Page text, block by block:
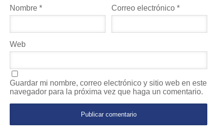
Nombre * Correo electrónico*
Web
Guardar mi nombre, correo electrónico y sitio web en este
navegador para la próxima vez que haga un comentario.